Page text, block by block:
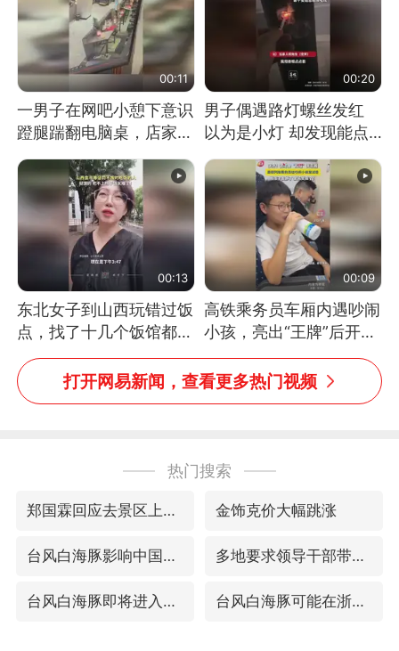
00:11
一男子在网吧小憩下意识
蹬腿踹翻电脑桌，店家3
台显示器与机械臂损坏
00:20
男子偶遇路灯螺丝发红
以为是小灯 却发现能点
燃香烟 当事人：已报警
处理
00:13
东北女子到山西玩错过饭
点，找了十几个饭馆都没
开门：午休到几点
00:09
高铁乘务员车厢内遇吵闹
小孩，亮出“王牌”后开启
一键静音
打开网易新闻，查看更多热门视频
热门搜索
郑国霖回应去景区上班被保安拦下 金饰克价大幅跳涨
台风白海豚影响中国已成定局 多地要求领导干部带头休假
台风白海豚即将进入48小时警戒线 台风白海豚可能在浙闽沿海登陆